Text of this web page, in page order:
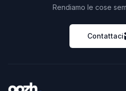
Rendiamo le cose
Contattaci